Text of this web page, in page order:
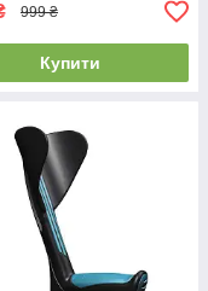
999 ₴
Купити